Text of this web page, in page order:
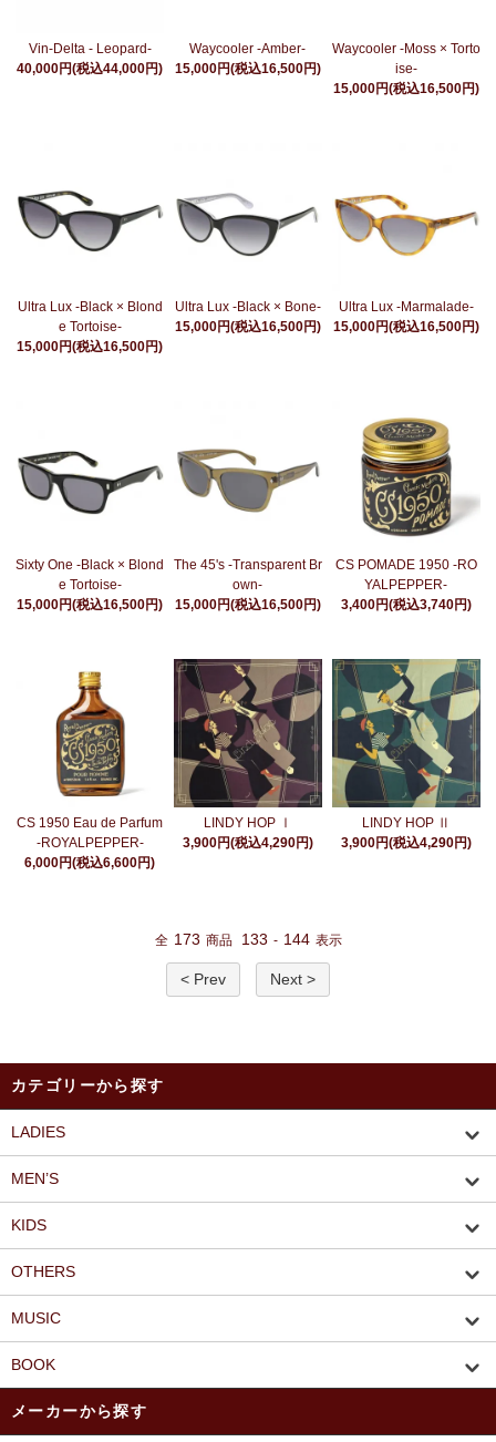
Vin-Delta - Leopard-
40,000円(税込44,000円)
Waycooler -Amber-
15,000円(税込16,500円)
Waycooler -Moss × Torto
ise-
15,000円(税込16,500円)
Ultra Lux -Black × Blond
e Tortoise-
15,000円(税込16,500円)
Ultra Lux -Black × Bone-
15,000円(税込16,500円)
Ultra Lux -Marmalade-
15,000円(税込16,500円)
Sixty One -Black × Blond
e Tortoise-
15,000円(税込16,500円)
The 45's -Transparent Br
own-
15,000円(税込16,500円)
CS POMADE 1950 -RO
YALPEPPER-
3,400円(税込3,740円)
CS 1950 Eau de Parfum
-ROYALPEPPER-
6,000円(税込6,600円)
LINDY HOP Ⅰ
3,900円(税込4,290円)
LINDY HOP Ⅱ
3,900円(税込4,290円)
全 173 商品 133 - 144 表示
< Prev Next >
カテゴリーから探す
LADIES
MEN’S
KIDS
OTHERS
MUSIC
BOOK
メーカーから探す